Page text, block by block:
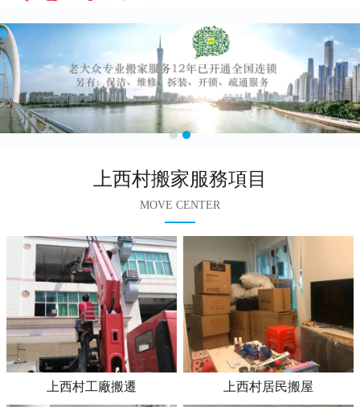
上西村搬家服務項目
MOVE CENTER
上西村工廠搬遷 上西村居民搬屋